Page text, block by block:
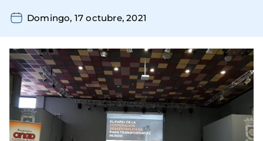
Domingo, 17 octubre, 2021